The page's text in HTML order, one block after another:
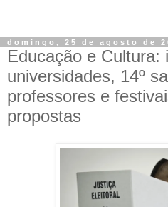
domingo, 25 de agosto de
Educação e Cultura:
universidades, 14º
professores e
propostas